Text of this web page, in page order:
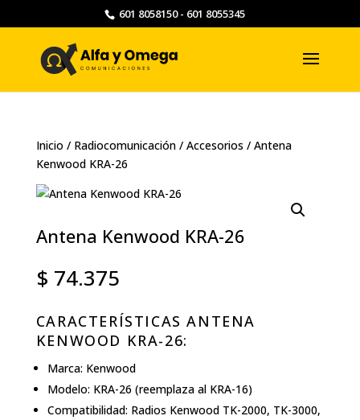
601 8058150 - 601 8055345
Inicio / Radiocomunicación/ Accesorios / Antena
Kenwood KRA-26
Antena Kenwood KRA-26
$ 74.375
CARACTERÍSTICAS ANTENA
KENWOOD KRA-26:
Marca: Kenwood
Modelo: KRA-26 (reemplaza al KRA-16)
Compatibilidad: Radios Kenwood TK-2000, TK-3000,